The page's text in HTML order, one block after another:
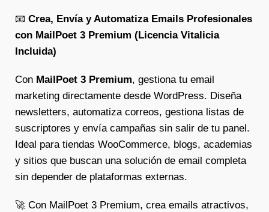
📧 Crea, Envía y Automatiza Emails Profesionales
con MailPoet 3 Premium (Licencia Vitalicia
Incluida)
Con MailPoet 3 Premium, gestiona tu email
marketing directamente desde WordPress. Diseña
newsletters, automatiza correos, gestiona listas de
suscriptores y envía campañas sin salir de tu panel.
Ideal para tiendas WooCommerce, blogs, academias
y sitios que buscan una solución de email completa
sin depender de plataformas externas.
🚀 Con MailPoet 3 Premium, crea emails atractivos,